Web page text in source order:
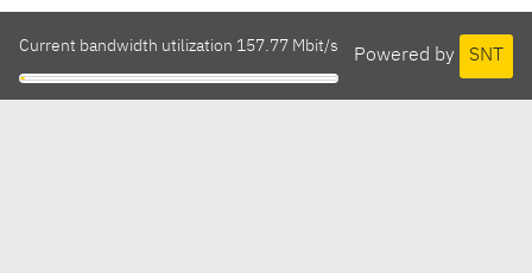
Powered by SNT
Current bandwidth utilization 157.77 Mbit/s